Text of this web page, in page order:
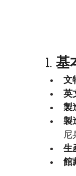
1.
文
英
製
製
尼
生
館